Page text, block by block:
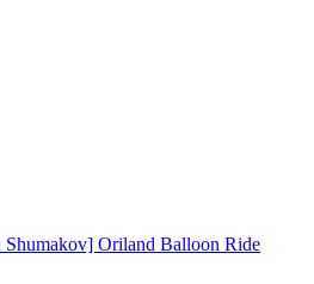
Oriland Balloon Ride